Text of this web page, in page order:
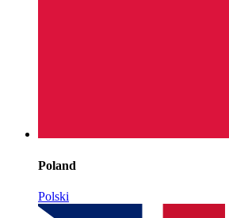
Poland
Polski